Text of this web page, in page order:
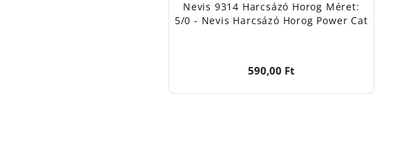
Nevis 9314 Harcsázó Horog Méret:
5/0 - Nevis Harcsázó Horog Power Cat
590,00 Ft